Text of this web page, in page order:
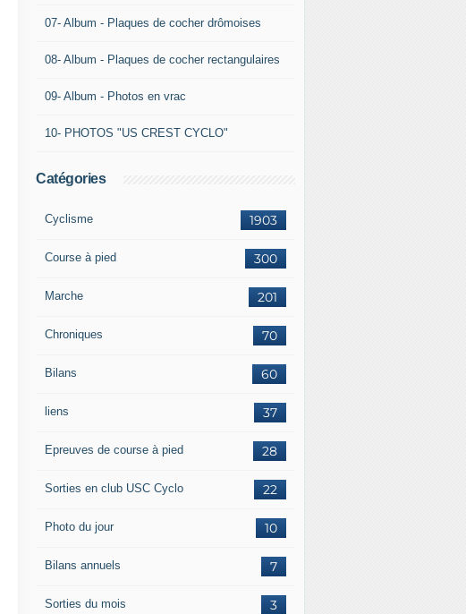
07- Album - Plaques de cocher drômoises
08- Album - Plaques de cocher rectangulaires
09- Album - Photos en vrac
10- PHOTOS "US CREST CYCLO"
Catégories
1903
Cyclisme
300
Course à pied
201
Marche
70
Chroniques
60
Bilans
37
liens
28
Epreuves de course à pied
22
Sorties en club USC Cyclo
10
Photo du jour
7
Bilans annuels
3
Sorties du mois